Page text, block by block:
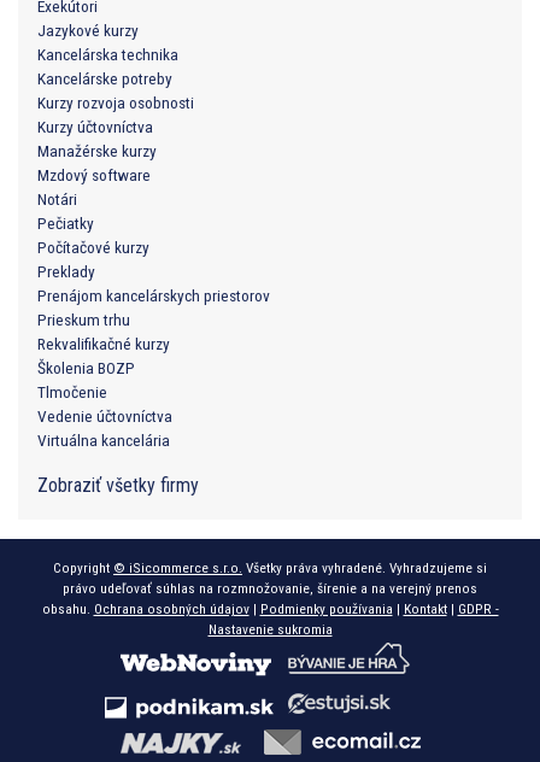
Exekútori
Jazykové kurzy
Kancelárska technika
Kancelárske potreby
Kurzy rozvoja osobnosti
Kurzy účtovníctva
Manažérske kurzy
Mzdový software
Notári
Pečiatky
Počítačové kurzy
Preklady
Prenájom kancelárskych priestorov
Prieskum trhu
Rekvalifikačné kurzy
Školenia BOZP
Tlmočenie
Vedenie účtovníctva
Virtuálna kancelária
Zobraziť všetky firmy
Copyright © iSicommerce s.r.o. Všetky práva vyhradené. Vyhradzujeme si
právo udeľovať súhlas na rozmnožovanie, šírenie a na verejný prenos
obsahu. Ochrana osobných údajov| Podmienky používania | Kontakt| GDPR -
Nastavenie sukromia